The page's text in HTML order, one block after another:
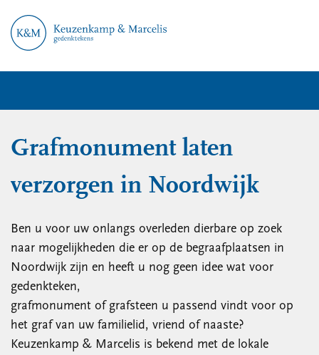
Grafmonument laten
verzorgen in Noordwijk
Ben u voor uw onlangs overleden dierbare op zoek
naar mogelijkheden die er op de begraafplaatsen in
Noordwijk zijn en heeft u nog geen idee wat voor
gedenkteken,
grafmonument of grafsteen u passend vindt voor op
het graf van uw familielid, vriend of naaste?
Keuzenkamp & Marcelis is bekend met de lokale